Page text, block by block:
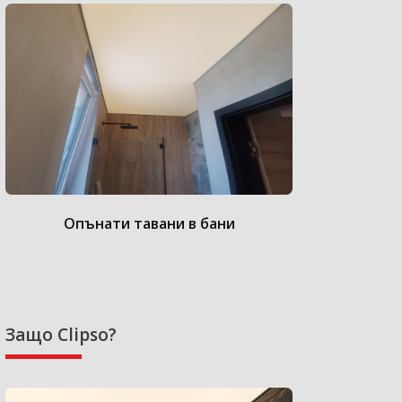
Опънати тавани в бани
Защо Clipso?